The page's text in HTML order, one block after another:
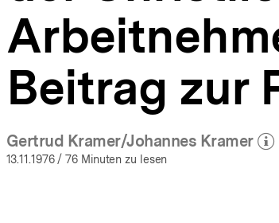
Beitrag zur
Gertrud Kramer/Johannes Kramer
(Mehr zum Autor)
13.11.1976/ 76 Minuten zu lesen